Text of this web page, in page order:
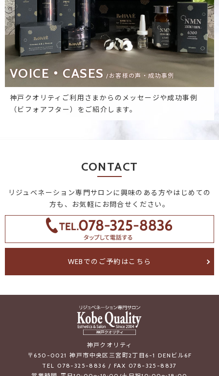
VOICE・CASES /お客様の声・成功事例
神戸クオリティご利用さまからのメッセージや成功事例
（ビフォアフター）をご紹介します。
CONTACT
リジュベネーション専門サロンに興味のある方やはじめての
方も、お気軽にお問合せください。
WEBでのご予約はこちら
神戸クオリティ
〒650-0021 神戸市中央区三宮町2丁目6-1 DENビル6F
TEL 078-325-8836 / FAX 078-325-8837